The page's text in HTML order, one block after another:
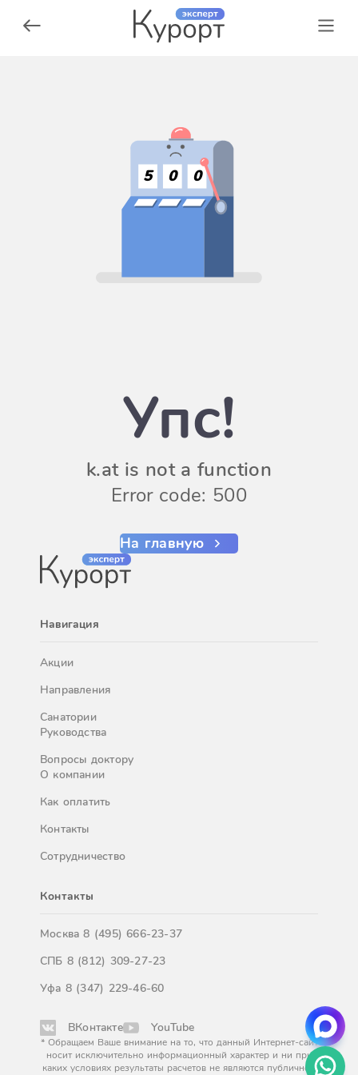
5 0 0
Упс!
k.at is not a function
Error code: 500
На главную
Навигация
Акции
Направления
Санатории
Руководства
Вопросы доктору
О компании
Как оплатить
Контакты
Сотрудничество
Контакты
Москва8 (495) 666-23-37
СПБ 8 (812) 309-27-23
Уфа 8 (347) 229-46-60
ВКонтакте YouTube
* Обращаем Ваше внимание на то, что данный Интернет-сайт
носит исключительно информационный характер и ни при
каких условиях результаты расчетов не являются публичной